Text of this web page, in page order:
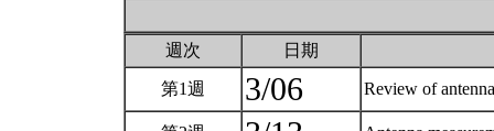
週次 日期
第1週 3/06 Review of